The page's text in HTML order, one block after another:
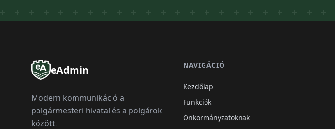
eAdmin
Modern kommunikáció a
polgármesteri hivatal és a polgárok
között.
NAVIGÁCIÓ
Kezdőlap
Funkciók
Önkormányzatoknak